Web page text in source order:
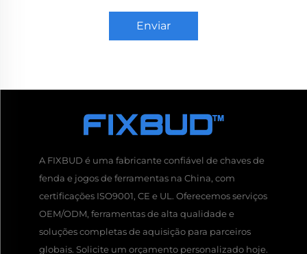
Enviar
A FIXBUD é uma fabricante confiável de chaves de
fenda e jogos de ferramentas na China, com
certificações ISO9001, CE e UL. Oferecemos serviços
OEM/ODM, ferramentas de alta qualidade e
soluções completas de aquisição para parceiros
globais. Solicite um orçamento personalizado hoje.